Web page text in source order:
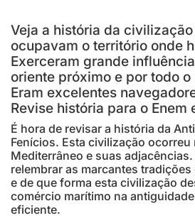
Veja a história da
ocupavam o território onde
Exerceram grande
oriente próximo e por todo
Eram excelentes
Revise história para o Enem
É hora de revisar a história da
Fenícios. Esta civilização
Mediterrâneo e suas
relembrar as marcantes
e de que forma esta civilização
comércio marítimo na
eficiente.